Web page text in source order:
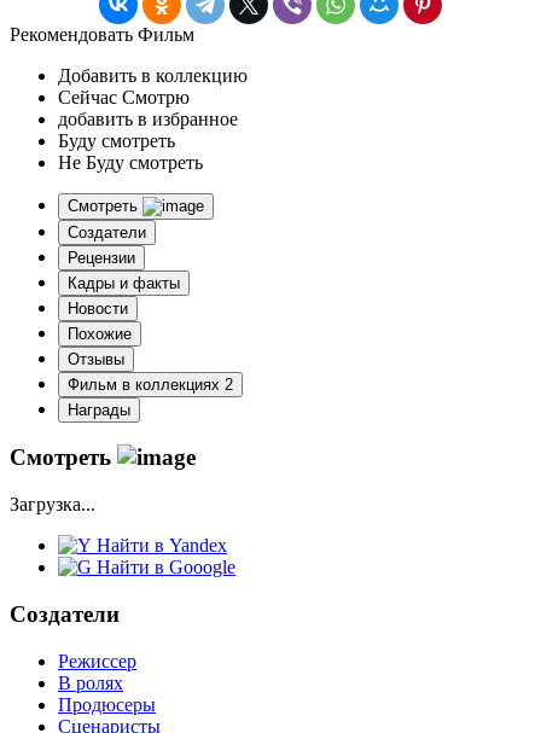
Рекомендовать Фильм
Добавить в коллекцию
Сейчас Смотрю
добавить в избранное
Буду смотреть
Не Буду смотреть
Смотреть
Создатели
Рецензии
Кадры и факты
Новости
Похожие
Отзывы
Фильм в коллекциях 2
Награды
Смотреть
Загрузка...
Найти в Yandex
Найти в Gooogle
Создатели
Режиссер
В ролях
Продюсеры
Сценаристы